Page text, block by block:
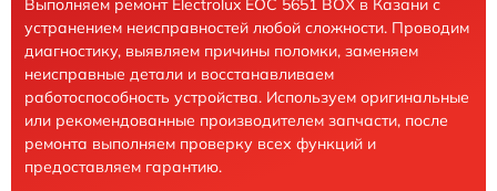
Выполняем ремонт Electrolux EOC 5651 BOX в Казани с
устранением неисправностей любой сложности. Проводим
диагностику, выявляем причины поломки, заменяем
неисправные детали и восстанавливаем
работоспособность устройства. Используем оригинальные
или рекомендованные производителем запчасти, после
ремонта выполняем проверку всех функций и
предоставляем гарантию.